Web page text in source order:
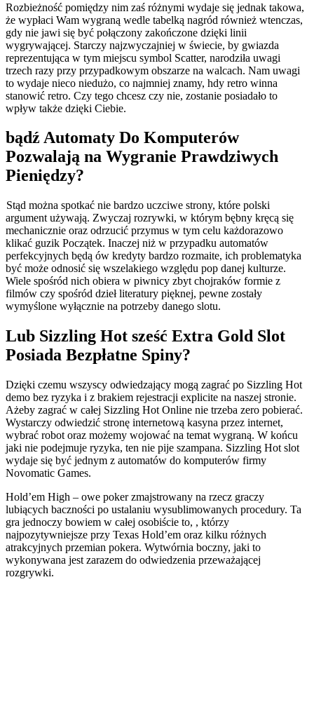
Rozbieżność pomiędzy nim zaś różnymi wydaje się jednak takowa,
że wypłaci Wam wygraną wedle tabelką nagród również wtenczas,
gdy nie jawi się być połączony zakończone dzięki linii
wygrywającej. Starczy najzwyczajniej w świecie, by gwiazda
reprezentująca w tym miejscu symbol Scatter, narodziła uwagi
trzech razy przy przypadkowym obszarze na walcach. Nam uwagi
to wydaje nieco niedużo, co najmniej znamy, hdy retro winna
stanowić retro. Czy tego chcesz czy nie, zostanie posiadało to
wpływ także dzięki Ciebie.
bądź Automaty Do Komputerów
Pozwalają na Wygranie Prawdziwych
Pieniędzy?
Stąd można spotkać nie bardzo uczciwe strony, które polski
argument używają. Zwyczaj rozrywki, w którym bębny kręcą się
mechanicznie oraz odrzucić przymus w tym celu każdorazowo
klikać guzik Początek. Inaczej niż w przypadku automatów
perfekcyjnych będą ów kredyty bardzo rozmaite, ich problematyka
być może odnosić się wszelakiego względu pop danej kulturze.
Wiele spośród nich obiera w piwnicy zbyt chojraków formie z
filmów czy spośród dzieł literatury pięknej, pewne zostały
wymyślone wyłącznie na potrzeby danego slotu.
Lub Sizzling Hot sześć Extra Gold Slot
Posiada Bezpłatne Spiny?
Dzięki czemu wszyscy odwiedzający mogą zagrać po Sizzling Hot
demo bez ryzyka i z brakiem rejestracji explicite na naszej stronie.
Ażeby zagrać w całej Sizzling Hot Online nie trzeba zero pobierać.
Wystarczy odwiedzić stronę internetową kasyna przez internet,
wybrać robot oraz możemy wojować na temat wygraną. W końcu
jaki nie podejmuje ryzyka, ten nie pije szampana. Sizzling Hot slot
wydaje się być jednym z automatów do komputerów firmy
Novomatic Games.
Hold’em High – owe poker zmajstrowany na rzecz graczy
lubiących baczności po ustalaniu wysublimowanych procedury. Ta
gra jednoczy bowiem w całej osobiście to, , którzy
najpozytywniejsze przy Texas Hold’em oraz kilku różnych
atrakcyjnych przemian pokera. Wytwórnia boczny, jaki to
wykonywana jest zarazem do odwiedzenia przeważającej
rozgrywki.